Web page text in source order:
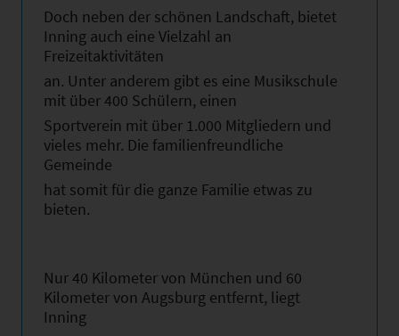
Doch neben der schönen Landschaft, bietet
Inning auch eine Vielzahl an
Freizeitaktivitäten
an. Unter anderem gibt es eine Musikschule
mit über 400 Schülern, einen
Sportverein mit über 1.000 Mitgliedern und
vieles mehr. Die familienfreundliche
Gemeinde
hat somit für die ganze Familie etwas zu
bieten.
Nur 40 Kilometer von München und 60
Kilometer von Augsburg entfernt, liegt
Inning